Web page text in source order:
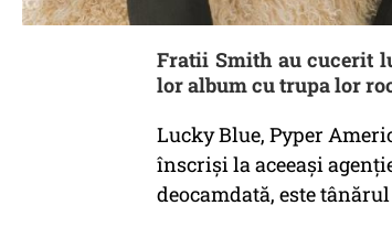
Fratii Smith au cucerit
lor album cu trupa lor
Lucky Blue, Pyper
înscriși la aceeași
deocamdată, este